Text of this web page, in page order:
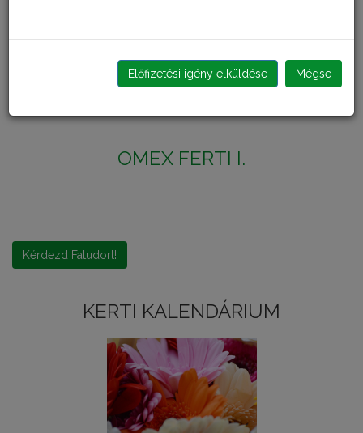
OMEX FERTI I.
Kérdezd Fatudort!
KERTI KALENDÁRIUM
Előfizetési igény elküldése Mégse